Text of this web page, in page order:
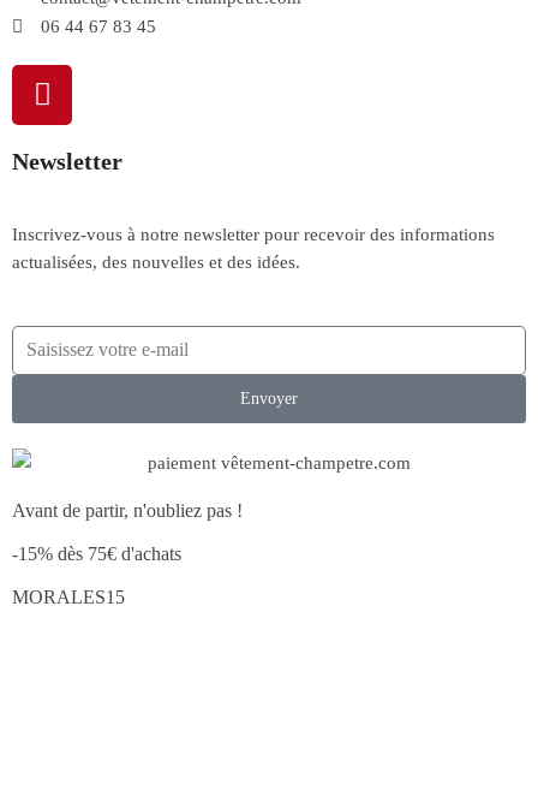
06 44 67 83 45
Newsletter
Inscrivez-vous à notre newsletter pour recevoir des informations
actualisées, des nouvelles et des idées.
Envoyer
Avant de partir, n'oubliez pas !
-15% dès 75€ d'achats
MORALES15